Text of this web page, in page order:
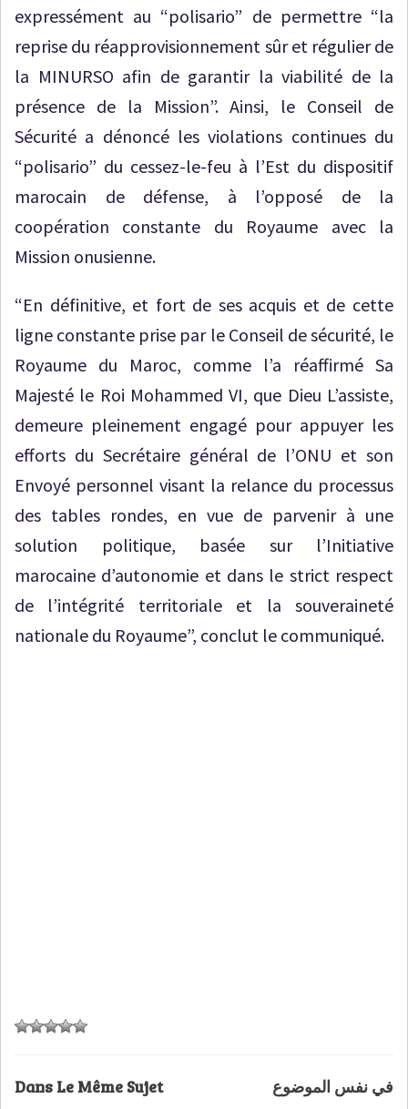
expressément au “polisario” de permettre “la
reprise du réapprovisionnement sûr et régulier de
la MINURSO afin de garantir la viabilité de la
présence de la Mission”. Ainsi, le Conseil de
Sécurité a dénoncé les violations continues du
“polisario” du cessez-le-feu à l’Est du dispositif
marocain de défense, à l’opposé de la
coopération constante du Royaume avec la
Mission onusienne.
“En définitive, et fort de ses acquis et de cette
ligne constante prise par le Conseil de sécurité, le
Royaume du Maroc, comme l’a réaffirmé Sa
Majesté le Roi Mohammed VI, que Dieu L’assiste,
demeure pleinement engagé pour appuyer les
efforts du Secrétaire général de l’ONU et son
Envoyé personnel visant la relance du processus
des tables rondes, en vue de parvenir à une
solution politique, basée sur l’Initiative
marocaine d’autonomie et dans le strict respect
de l’intégrité territoriale et la souveraineté
nationale du Royaume”, conclut le communiqué.
Dans Le Même Sujet في نفس الموضوع